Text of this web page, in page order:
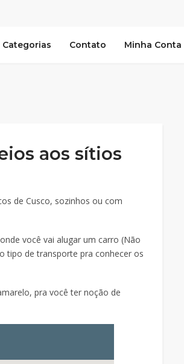
Categorias Contato Minha Conta
aos sítios
de Cusco, sozinhos ou com
você vai alugar um carro (Não
tipo de transporte pra conhecer os
pra você ter noção de